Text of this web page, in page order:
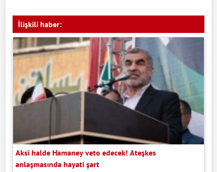
İlişkili haber:
Aksi halde Hamaney veto edecek! Ateşkes
anlaşmasında hayati şart